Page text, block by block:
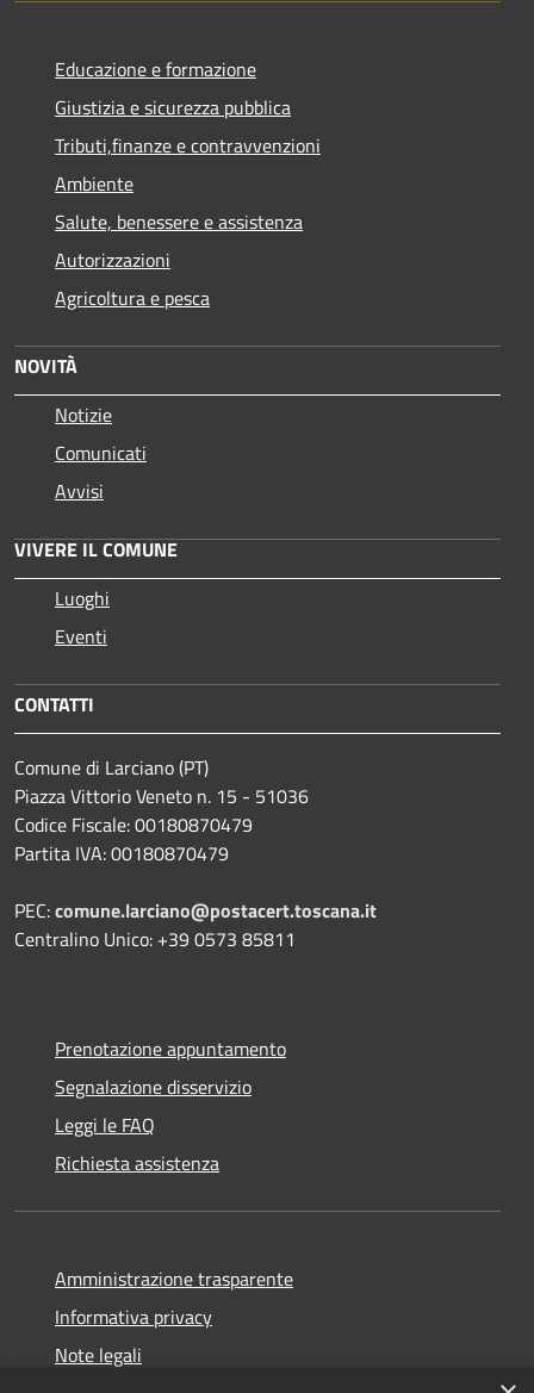
Educazione e formazione
Giustizia e sicurezza pubblica
Tributi,finanze e contravvenzioni
Ambiente
Salute, benessere e assistenza
Autorizzazioni
Agricoltura e pesca
NOVITÀ
Notizie
Comunicati
Avvisi
VIVERE IL COMUNE
Luoghi
Eventi
CONTATTI
Comune di Larciano (PT)
Piazza Vittorio Veneto n. 15 - 51036
Codice Fiscale: 00180870479
Partita IVA: 00180870479
PEC:comune.larciano@postacert.toscana.it
Centralino Unico: +39 0573 85811
Prenotazione appuntamento
Segnalazione disservizio
Leggi le FAQ
Richiesta assistenza
Amministrazione trasparente
Informativa privacy
Note legali